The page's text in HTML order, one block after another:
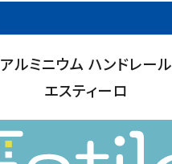
アルミニウム ハンドレール
エスティーロ